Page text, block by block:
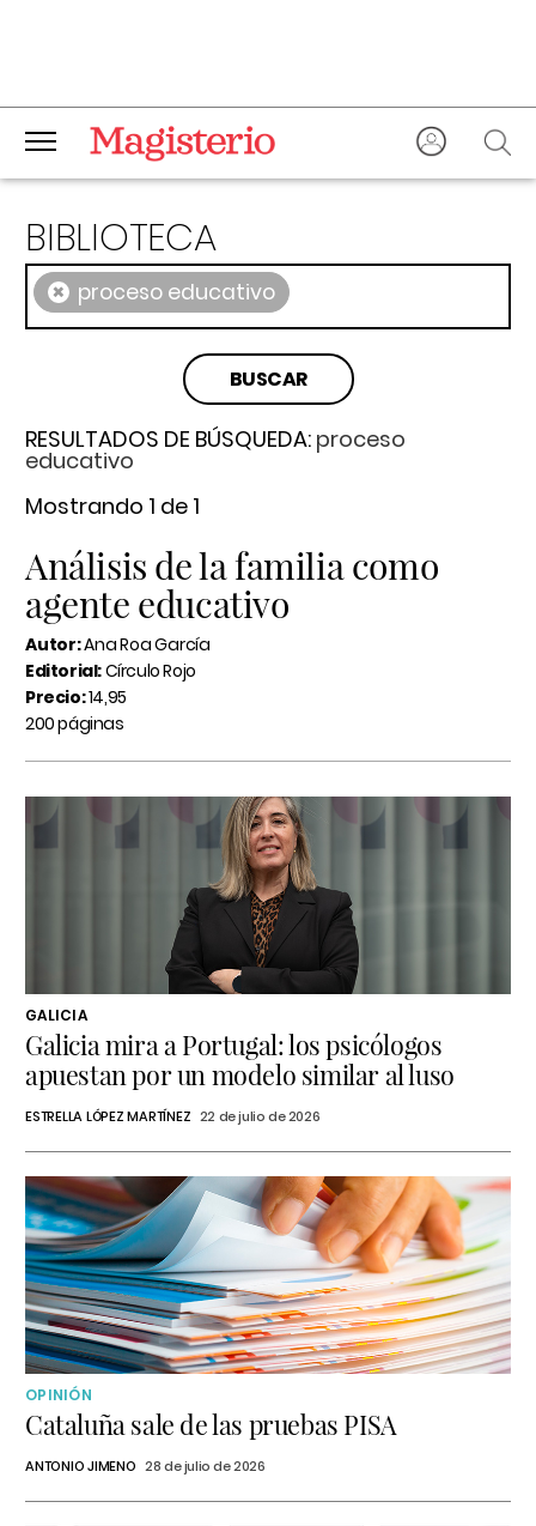
BIBLIOTECA
× proceso educativo
RESULTADOS DE BÚSQUEDA: proceso
educativo
Mostrando 1 de 1
Análisis de la familia como
agente educativo
Autor:Ana Roa García
Editorial:Círculo Rojo
Precio:14,95
200 páginas
GALICIA
Galicia mira a Portugal: los psicólogos
apuestan por un modelo similar al luso
ESTRELLA LÓPEZ MARTÍNEZ 22 de julio de 2026
OPINIÓN
Cataluña sale de las pruebas PISA
ANTONIO JIMENO 28 de julio de 2026